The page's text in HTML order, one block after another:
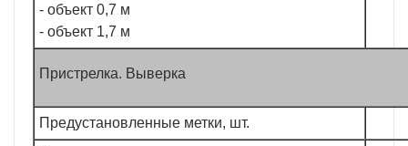
- объект 0,7 м
- объект 1,7 м
Пристрелка. Выверка
Предустановленные метки, шт.